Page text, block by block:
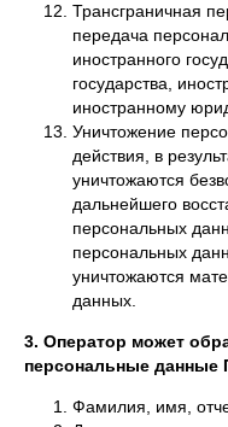
Трансграничная
передача
иностранного
государства,
иностранному
Уничтожение
действия, в
уничтожаются
дальнейшего
персональных
персональных
уничтожаются
данных.
3. Оператор может
персональные данные
Фамилия, имя,